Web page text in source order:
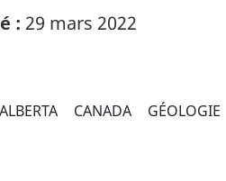
: 29 mars 2022
ALBERTA CANADA GÉOLOGIE